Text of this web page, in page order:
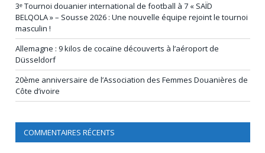
3ᵉ Tournoi douanier international de football à 7 « SAÏD
BELQOLA » – Sousse 2026 : Une nouvelle équipe rejoint le tournoi
masculin !
Allemagne : 9 kilos de cocaïne découverts à l’aéroport de
Düsseldorf
20ème anniversaire de l’Association des Femmes Douanières de
Côte d’ivoire
COMMENTAIRES RÉCENTS